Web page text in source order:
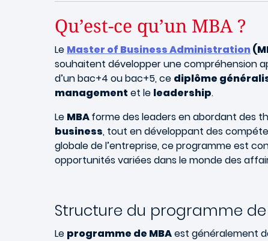
Qu’est-ce qu’un MBA ?
Le Master of Business Administration
souhaitent développer une compréhension
d’un bac+4 ou bac+5, ce diplôme
management et le leadership.
Le MBAforme des leaders en abordant des
business, tout en développant des
globale de l’entreprise, ce programme est
opportunités variées dans le monde des
Structure du programme de
Le programme de MBAest généralement